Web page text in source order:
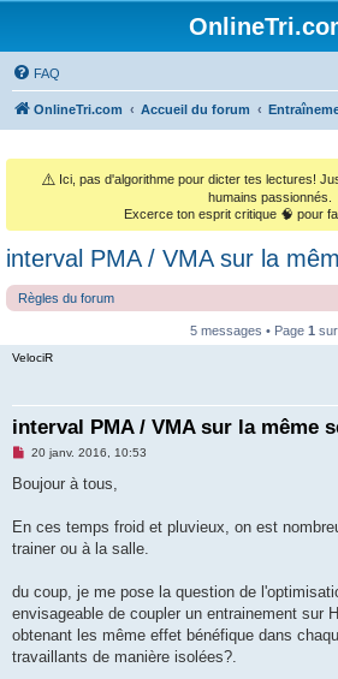
FAQ
OnlineTri.com Accueil du forum
⚠️ Ici, pas d'algorithme pour dicter tes lectures!
humains passionnés.
Excerce ton esprit critique 🧠 pour
interval PMA / VMA sur la
Règles du forum
5 messages • Page 1 sur
VelociR
interval PMA / VMA sur la même
M
s
g
n
l
u
20 janv. 2016, 10:53
Boujour à tous,
En ces temps froid et pluvieux, on est
trainer ou à la salle.
du coup, je me pose la question de
envisageable de coupler un entrainement sur
obtenant les même effet bénéfique dans
travaillants de manière isolées?.